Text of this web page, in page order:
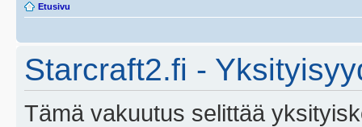
Etusivu
Starcraft2.fi -
Tämä vakuutus selittää